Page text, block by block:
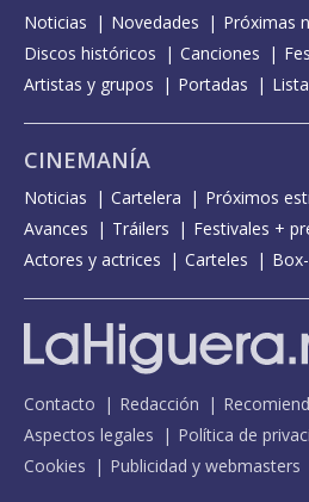
Noticias Novedades
Próximas
Discos históricos
Canciones
Artistas y grupos
Portadas
CINEMANÍA
Noticias Cartelera Próximos
Avances
Tráilers
Festivales +
Actores y actrices
Carteles
Contacto Redacción
Aspectos legales
Política de
Cookies
Publicidad y webmasters